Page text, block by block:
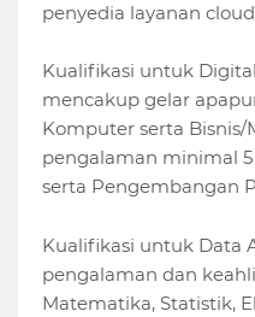
penyedia layanan
Kualifikasi untuk
mencakup gelar
Komputer serta
pengalaman minimal
serta Pengembangan
Kualifikasi untuk Data
pengalaman dan
Matematika, Statistik,